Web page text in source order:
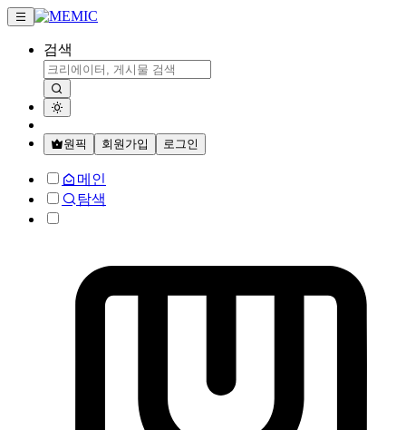
검색
원픽 회원가입 로그인
메인
탐색